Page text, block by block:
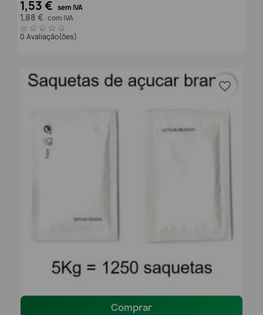
1,53 € sem IVA
1,88 € com IVA
0 Avaliação(ões)
Comprar
favorite_border